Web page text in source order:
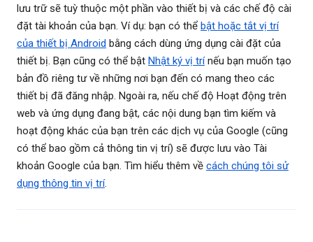
lưu trữ sẽ tuỳ thuộc một phần vào thiết bị và các chế độ cài
đặt tài khoản của bạn. Ví dụ: bạn có thể bật hoặc tắt vị trí
của thiết bị Android bằng cách dùng ứng dụng cài đặt của
thiết bị. Bạn cũng có thể bật Nhật ký vị trínếu bạn muốn tạo
bản đồ riêng tư về những nơi bạn đến có mang theo các
thiết bị đã đăng nhập. Ngoài ra, nếu chế độ Hoạt động trên
web và ứng dụng đang bật, các nội dung bạn tìm kiếm và
hoạt động khác của bạn trên các dịch vụ của Google (cũng
có thể bao gồm cả thông tin vị trí) sẽ được lưu vào Tài
khoản Google của bạn. Tìm hiểu thêm về cách chúng tôi sử
dụng thông tin vị trí.